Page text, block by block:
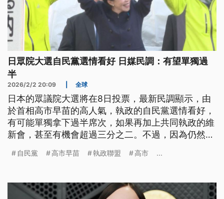
日眾院大選自民黨選情看好 日媒民調：有望單獨過
半
2026/2/2 20:09 全球
日本的眾議院大選將在8日投票，最新民調顯示，由
於首相高市早苗的高人氣，執政的自民黨選情看好，
有可能單獨拿下過半席次，如果再加上共同執政的維
新會，甚至有機會超過三分之二。不過，因為仍然存
測結果的選戰之一。
自民黨 高市早苗 執政聯盟 高市 ...